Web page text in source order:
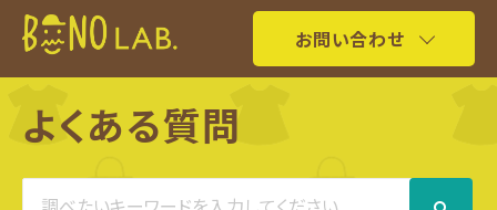
お問い合わせ
よくある質問